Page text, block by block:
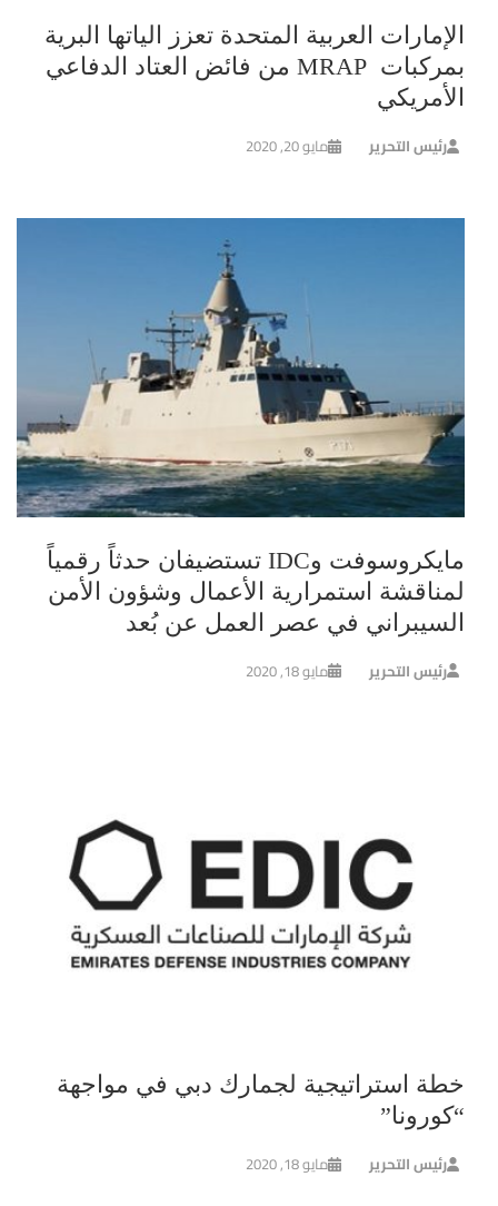
الإمارات العربية المتحدة تعزز الياتها البرية
بمركبات MRAP من فائض العتاد الدفاعي
الأمريكي
رئيس التحرير مايو 20, 2020
مايكروسوفت وIDC تستضيفان حدثاً رقمياً
لمناقشة استمرارية الأعمال وشؤون الأمن
السيبراني في عصر العمل عن بُعد
رئيس التحرير مايو 18, 2020
خطة استراتيجية لجمارك دبي في مواجهة
“كورونا”
رئيس التحرير مايو 18, 2020